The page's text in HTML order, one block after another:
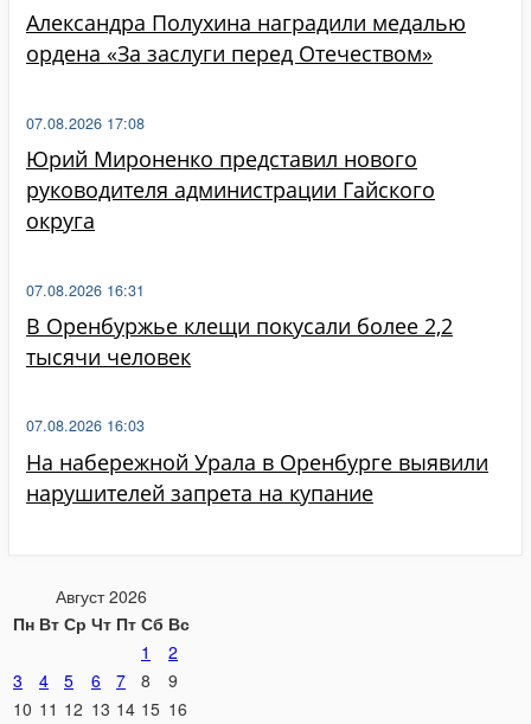
Александра Полухина наградили медалью
ордена «За заслуги перед Отечеством»
Юрий Мироненко представил нового
руководителя администрации Гайского
округа
07.08.2026 17:08
В Оренбуржье клещи покусали более 2,2
тысячи человек
07.08.2026 16:31
На набережной Урала в Оренбурге выявили
нарушителей запрета на купание
07.08.2026 16:03
Август 2026
Пн Вт Ср Чт Пт Сб Вс
1
2
3
4 5 6 7 8
9
10 11 12 13 14 15 16